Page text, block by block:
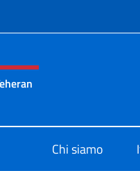
e menù
Chi siamo